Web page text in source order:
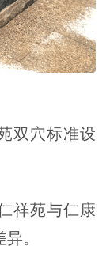
双穴标准设
祥苑与仁康
。